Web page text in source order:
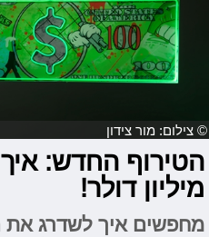
© צילום: מור צידון
הטירוף החדש:
מיליון דולר!
מחפשים איך לשדרג את